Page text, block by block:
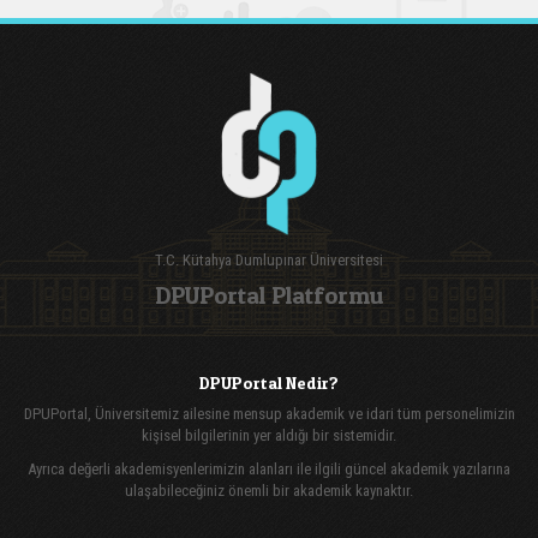
T.C. Kütahya Dumlupınar Üniversitesi
DPUPortal Platformu
DPUPortal Nedir?
DPUPortal, Üniversitemiz ailesine mensup akademik ve idari tüm personelimizin
kişisel bilgilerinin yer aldığı bir sistemidir.
Ayrıca değerli akademisyenlerimizin alanları ile ilgili güncel akademik yazılarına
ulaşabileceğiniz önemli bir akademik kaynaktır.